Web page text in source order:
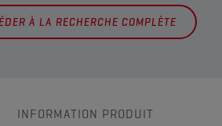
À LA RECHERCHE COMPLÈTE
INFORMATION PRODUIT